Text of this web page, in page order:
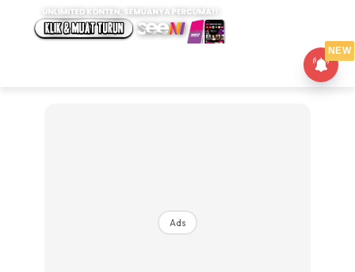
Ads
NEW